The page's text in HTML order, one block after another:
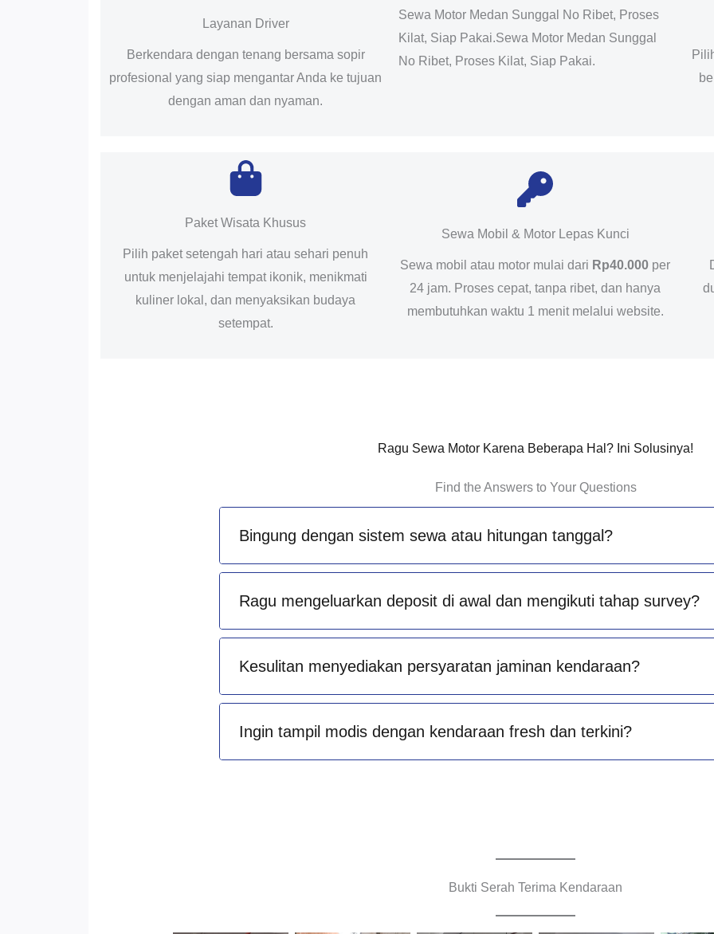
Layanan Driver
Berkendara dengan tenang bersama sopir
profesional yang siap mengantar Anda ke tujuan
dengan aman dan nyaman.
Sewa Motor Medan Sunggal No Ribet, Proses
Kilat, Siap Pakai.Sewa Motor Medan Sunggal
No Ribet, Proses Kilat, Siap Pakai.
Paket Wisata Khusus
Pilih paket setengah hari atau sehari penuh
untuk menjelajahi tempat ikonik, menikmati
kuliner lokal, dan menyaksikan budaya
setempat.
Sewa Mobil & Motor Lepas Kunci
Sewa mobil atau motor mulai dari Rp40.000 per
24 jam. Proses cepat, tanpa ribet, dan hanya
membutuhkan waktu 1 menit melalui website.
Ragu Sewa Motor Karena Beberapa Hal? Ini Solusinya!
Find the Answers to Your Questions
Bingung dengan sistem sewa atau hitungan tanggal?
Ragu mengeluarkan deposit di awal dan mengikuti tahap survey?
Kesulitan menyediakan persyaratan jaminan kendaraan?
Ingin tampil modis dengan kendaraan fresh dan terkini?
Bukti Serah Terima Kendaraan